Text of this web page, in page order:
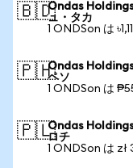
🇧🇩Ondas
ュ・タカ
1 ONDSon は
🇵🇭Ondas
ペソ
1 ONDSon は
🇵🇱Ondas
ロチ
1 ONDSon は zł